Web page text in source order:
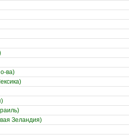
ва)
Зеландия)